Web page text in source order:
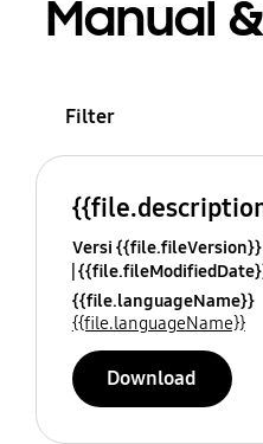
Manual
Filter
Versi {{file.fileVersion}}
{{file.languageName}}
{{file.languageName}}
Download